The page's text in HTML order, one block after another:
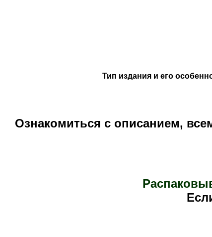
Тип издания и его
Ознакомиться с описанием,
Е